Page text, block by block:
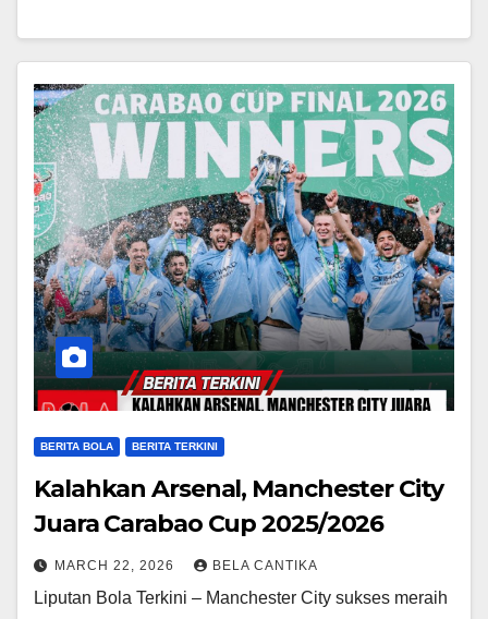
BERITA BOLA BERITA TERKINI
Kalahkan Arsenal, Manchester City
Juara Carabao Cup 2025/2026
MARCH 22, 2026 BELA CANTIKA
Liputan Bola Terkini – Manchester City sukses meraih